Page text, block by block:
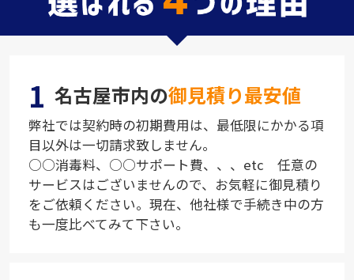
1 名古屋市内の御見積り最安値
弊社では契約時の初期費用は、最低限にかかる項
目以外は一切請求致しません。
○○消毒料、○○サポート費、、、etc 任意の
サービスはございませんので、お気軽に御見積り
をご依頼ください。現在、他社様で手続き中の方
も一度比べてみて下さい。